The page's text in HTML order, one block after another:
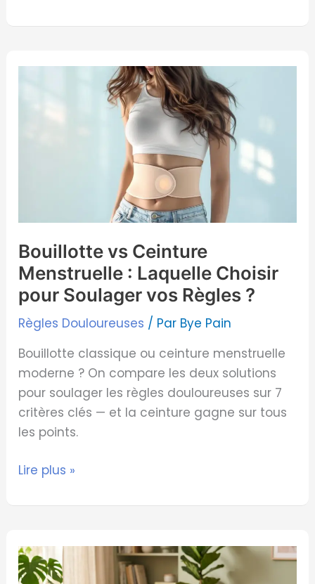
Bouillotte vs Ceinture
Menstruelle : Laquelle Choisir
pour Soulager vos Règles ?
Règles Douloureuses / Par Bye Pain
Bouillotte classique ou ceinture menstruelle
moderne ? On compare les deux solutions
pour soulager les règles douloureuses sur 7
critères clés — et la ceinture gagne sur tous
les points.
vos
Règles
?
Lire plus »
Douleur
de